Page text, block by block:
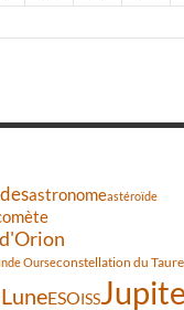
astronomeastéroïde
Ourseconstellation du
ESOISS